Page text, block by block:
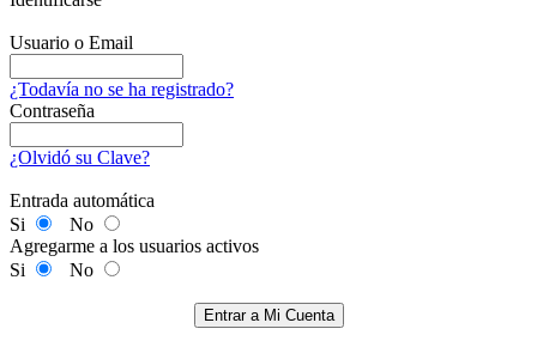
Usuario o Email
¿Todavía no se ha registrado?
Contraseña
¿Olvidó su Clave?
Entrada automática
Si
No
Agregarme a los usuarios activos
Si
No
Entrar a Mi Cuenta